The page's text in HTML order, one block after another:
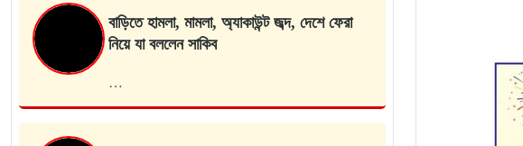
বাড়িতে হামলা, মামলা, অ্যাকাউন্ট জব্দ, দেশে ফেরা
নিয়ে যা বললেন সাকিব
…